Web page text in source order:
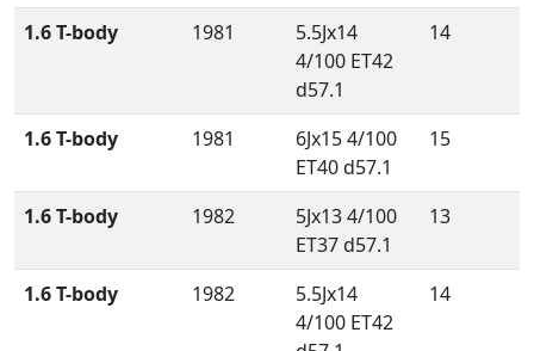
1.6 T-body 1981
5.5Jx14
4/100 ET42
d57.1
14
1.6 T-body 1981
6Jx15 4/100
ET40 d57.1
15
1.6 T-body 1982
5Jx13 4/100
ET37 d57.1
13
1.6 T-body 1982
5.5Jx14
4/100 ET42
14